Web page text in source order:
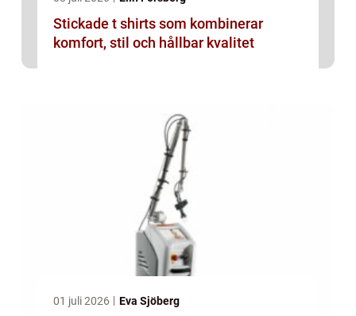
Stickade t shirts som kombinerar
komfort, stil och hållbar kvalitet
01 juli 2026 Eva Sjöberg